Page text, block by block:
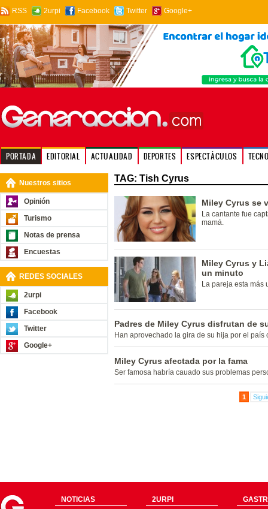
RSS 2urpi Facebook Twitter Google+
PORTADA EDITORIAL ACTUALIDAD DEPORTES ESPECTÁCULOS
Nuestros sitios
Opinión
Turismo
Notas de prensa
Encuestas
REDES SOCIALES
2urpi
Facebook
Twitter
Google+
TAG: Tish Cyrus
Miley Cyrus se
La cantante fue
mamá.
Miley Cyrus y
un minuto
La pareja esta más
Padres de Miley Cyrus disfrutan de
Han aprovechado la gira de su hija por el país
Miley Cyrus afectada por la fama
Ser famosa habría cauado sus problemas
1
NOTICIAS
2URPI